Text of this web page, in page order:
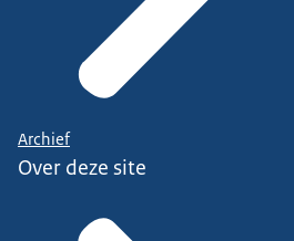
Archief
Over deze site